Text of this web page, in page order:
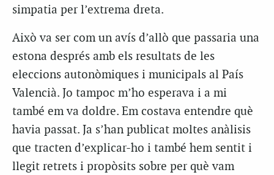
simpatia per l’extrema dreta.
Això va ser com un avís d’allò que passaria una
estona després amb els resultats de les
eleccions autonòmiques i municipals al País
Valencià. Jo tampoc m’ho esperava i a mi
també em va doldre. Em costava entendre què
havia passat. Ja s’han publicat moltes anàlisis
que tracten d’explicar-ho i també hem sentit i
llegit retrets i propòsits sobre per què vam